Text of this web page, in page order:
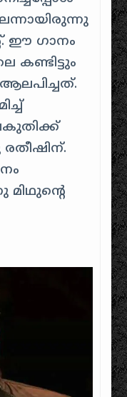
ഈ ഗാനം
കണ്ടിട്ടും
രതീഷിന്.
മിഥുന്റെ